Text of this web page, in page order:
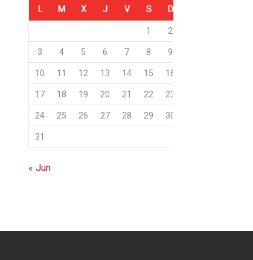
L M X J V S D
1 2
3 4 5 6 7 8 9
10 11 12 13 14 15 16
17 18 19 20 21 22 23
24 25 26 27 28 29 30
31
« Jun